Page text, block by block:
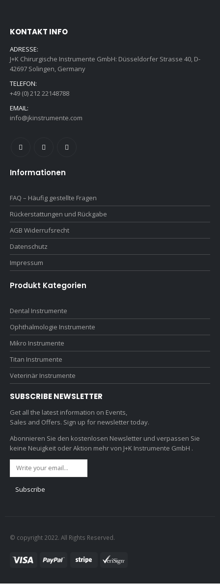
KONTAKT INFO
ADRESSE:
J+K Chirurgische Instrumente GmbH: Düsseldorfer Strasse 40, D-
42697 Solingen, Germany
TELEFON:
+49 (0) 212 22148788
EMAIL:
info@jkinstrumente.com
Informationen
FAQ – Häufig gestellte Fragen
Rückerstattungen und Rückgabe
AGB Widerrufsrecht
Datenschutz
Impressum
Produkt Kategorien
Dental Instrumente
Ophthalmologie Instrumente
Mikro Instrumente
Titan Instrumente
Veterinär Instrumente
SUBSCRIBE NEWSLETTER
Get all the latest information on Events,
Sales and Offers. Sign up for newsletter today.
Abonnieren Sie den kostenlosen Newsletter und verpassen Sie
keine Neuigkeit oder Aktion mehr von J+K Instrumente GmbH .
© copyright 2022. All Rights Reserved.